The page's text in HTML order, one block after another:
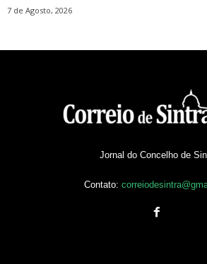
7 de Agosto, 2026
Jornal do Concelho de
Contato: